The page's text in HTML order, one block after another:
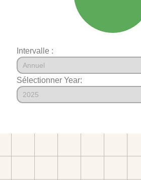
Intervalle :
Sélectionner Year: